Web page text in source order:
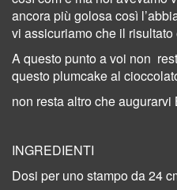
ancora più golosa così
vi assicuriamo che il
A questo punto a voi non
questo plumcake al
non resta altro che augurarvi
INGREDIENTI
Dosi per uno stampo da 24